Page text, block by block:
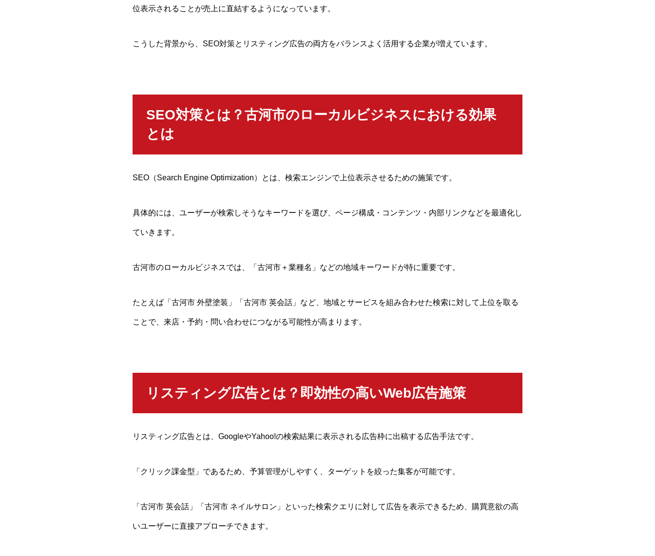
位表示されることが売上に直結するようになっています。
こうした背景から、SEO対策とリスティング広告の両方をバランスよく活用する企業が増えています。
SEO対策とは？古河市のローカルビジネスにおける効果
とは
SEO（Search Engine Optimization）とは、検索エンジンで上位表示させるための施策です。
具体的には、ユーザーが検索しそうなキーワードを選び、ページ構成・コンテンツ・内部リンクなどを最適化し
ていきます。
古河市のローカルビジネスでは、「古河市＋業種名」などの地域キーワードが特に重要です。
たとえば「古河市 外壁塗装」「古河市 英会話」など、地域とサービスを組み合わせた検索に対して上位を取る
ことで、来店・予約・問い合わせにつながる可能性が高まります。
リスティング広告とは？即効性の高いWeb広告施策
リスティング広告とは、GoogleやYahoo!の検索結果に表示される広告枠に出稿する広告手法です。
「クリック課金型」であるため、予算管理がしやすく、ターゲットを絞った集客が可能です。
「古河市 英会話」「古河市 ネイルサロン」といった検索クエリに対して広告を表示できるため、購買意欲の高
いユーザーに直接アプローチできます。